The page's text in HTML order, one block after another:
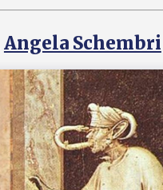
Angela Schembri